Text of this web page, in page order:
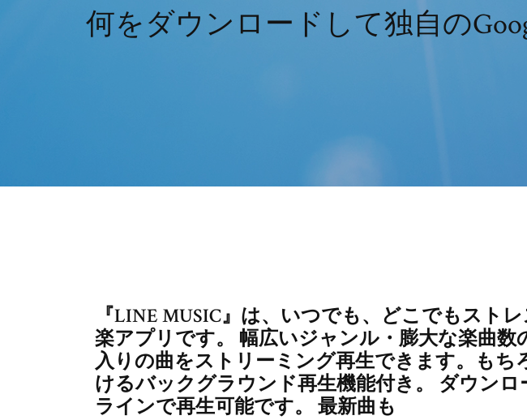
何をダウンロードして独自の
『LINE MUSIC』は、いつでも、どこでもスト
楽アプリです。 幅広いジャンル・膨大な楽曲数
入りの曲をストリーミング再生できます。もち
けるバックグラウンド再生機能付き。 ダウンロ
ラインで再生可能です。 最新曲も